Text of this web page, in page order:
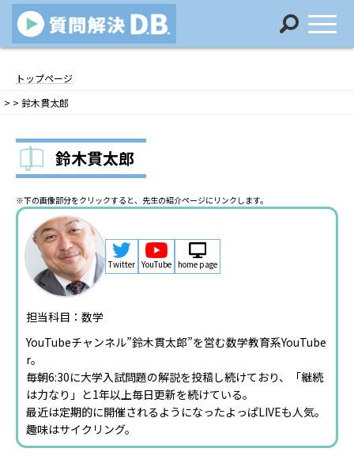
ン
ン
へ
キ
ッ
プ
ビ
ー
ョ
に
移
動
トップページ
> > 鈴木貫太郎
鈴木貫太郎
※下の画像部分をクリックすると、先生の紹介ページにリンクします。
Twitter YouTube home page
担当科目：数学
YouTubeチャンネル”鈴木貫太郎”を営む数学教育系YouTube
r。
毎朝6:30に大学入試問題の解説を投稿し続けており、「継続
は力なり」と1年以上毎日更新を続けている。
最近は定期的に開催されるようになったよっぱLIVEも人気。
趣味はサイクリング。